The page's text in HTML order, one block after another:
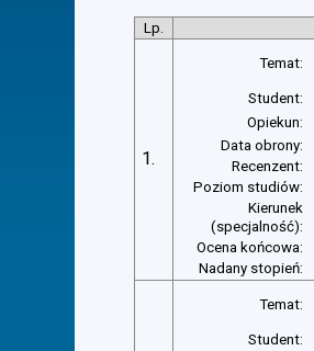
Lp.
1.
Temat:
Student:
Opiekun:
Data obrony:
Recenzent:
Poziom studiów:
Kierunek
(specjalność):
Ocena końcowa:
Nadany stopień:
Temat:
Student: